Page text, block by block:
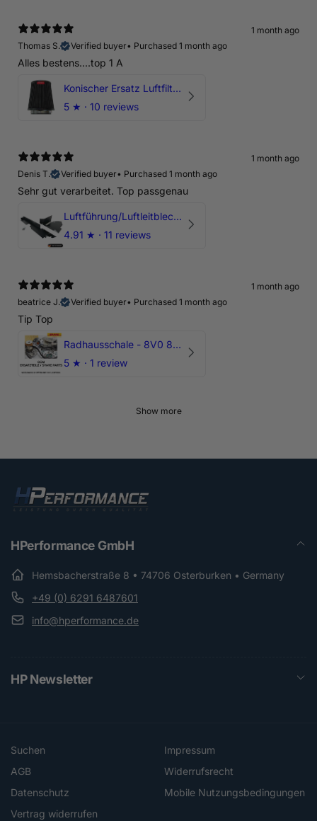
1 month ago
Thomas S.
Verified buyer• Purchased 1 month ago
Alles bestens....top 1 A
Konischer Ersatz Luftfilter Pilz - 4" & 5" Offene Ansaugung
5 ★ · 10 reviews
1 month ago
Denis T.
Verified buyer• Purchased 1 month ago
Sehr gut verarbeitet. Top passgenau
Luftführung/Luftleitblech 5" 125mm offene Ansaugung HPerformance
4.91 ★ · 11 reviews
1 month ago
beatrice J.
Verified buyer• Purchased 1 month ago
Tip Top
Radhausschale - 8V0 821 191 C - Original Ersatzteil für Audi RS3 Sportback
5 ★ · 1 review
Show more
HPerformance GmbH
Hemsbacherstraße 8 • 74706 Osterburken • Germany
+49 (0) 6291 6487601
info@hperformance.de
HP Newsletter
Suchen
Impressum
AGB
Widerrufsrecht
Datenschutz
Mobile Nutzungsbedingungen
Vertrag widerrufen